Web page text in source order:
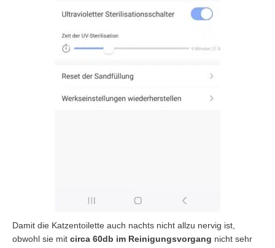
Damit die Katzentoilette auch nachts nicht allzu nervig ist,
obwohl sie mit circa 60db im Reinigungsvorgang nicht sehr